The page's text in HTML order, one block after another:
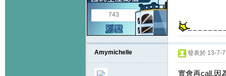
743
Amymichelle 發表於 13-7-
實會再call,因